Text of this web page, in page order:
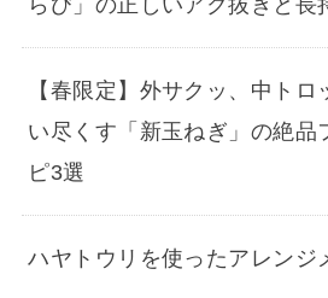
らび」の正しいアク抜きと長
【春限定】外サクッ、中トロ
い尽くす「新玉ねぎ」の絶品
ピ3選
ハヤトウリを使ったアレンジ